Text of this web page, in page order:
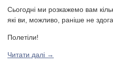
Сьогодні ми розкажемо вам
які ви, можливо, раніше не
Полетіли!
Читати далі →